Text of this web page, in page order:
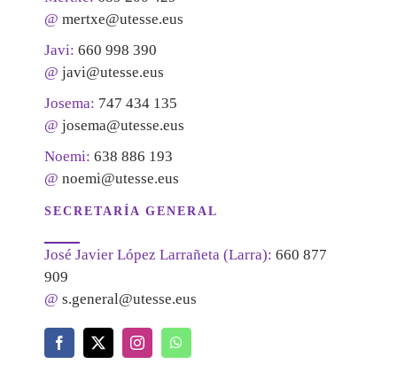
@ mertxe@utesse.eus
Javi: 660 998 390
@ javi@utesse.eus
Josema: 747 434 135
@ josema@utesse.eus
Noemi: 638 886 193
@ noemi@utesse.eus
SECRETARÍA GENERAL
José Javier López Larrañeta (Larra): 660 877
909
@ s.general@utesse.eus